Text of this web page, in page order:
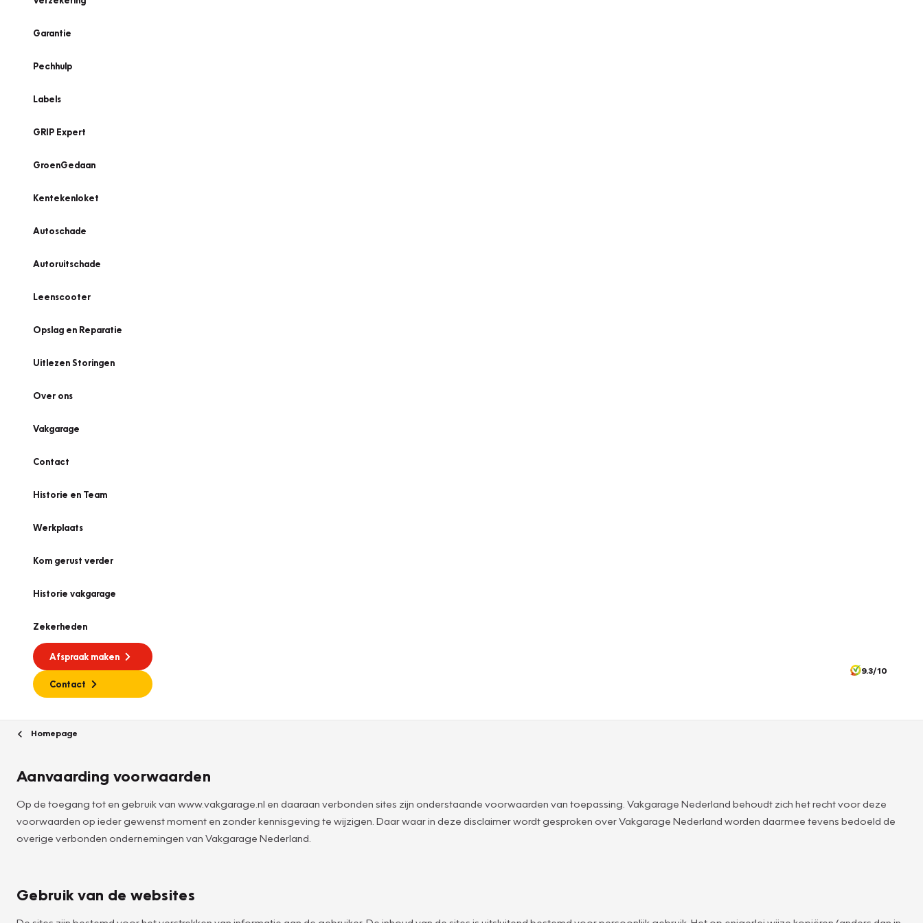
Garantie
Pechhulp
Labels
GRIP Expert
GroenGedaan
Kentekenloket
Autoschade
Autoruitschade
Leenscooter
Opslag en Reparatie
Uitlezen Storingen
Over ons
Vakgarage
Contact
Historie en Team
Werkplaats
Kom gerust verder
Historie vakgarage
Zekerheden
Afspraak maken
Contact
9.3/10
Homepage
Aanvaarding voorwaarden
Op de toegang tot en gebruik van www.vakgarage.nl en daaraan verbonden sites zijn onderstaande voorwaarden van toepassing. Vakgarage Nederland behoudt zich het recht voor deze
voorwaarden op ieder gewenst moment en zonder kennisgeving te wijzigen. Daar waar in deze disclaimer wordt gesproken over Vakgarage Nederland worden daarmee tevens bedoeld de
overige verbonden ondernemingen van Vakgarage Nederland.
Gebruik van de websites